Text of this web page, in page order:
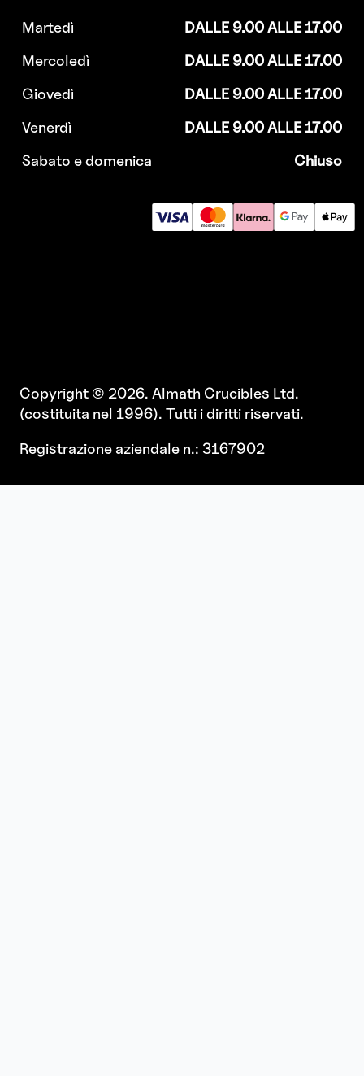
Martedì
DALLE 9.00 ALLE 17.00
Mercoledì
DALLE 9.00 ALLE 17.00
Giovedì
DALLE 9.00 ALLE 17.00
Venerdì
DALLE 9.00 ALLE 17.00
Sabato e domenica
Chiuso
Copyright © 2026. Almath Crucibles Ltd.
(costituita nel 1996). Tutti i diritti riservati.
Registrazione aziendale n.: 3167902